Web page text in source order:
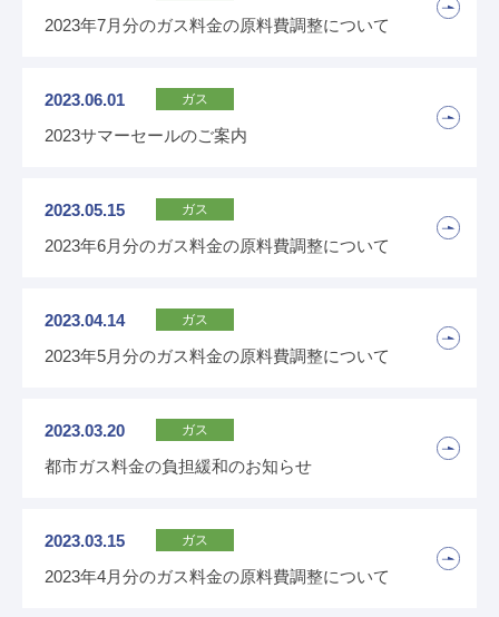
2023年7月分のガス料金の原料費調整について
2023.06.01 ガス
2023サマーセールのご案内
2023.05.15 ガス
2023年6月分のガス料金の原料費調整について
2023.04.14 ガス
2023年5月分のガス料金の原料費調整について
2023.03.20 ガス
都市ガス料金の負担緩和のお知らせ
2023.03.15 ガス
2023年4月分のガス料金の原料費調整について